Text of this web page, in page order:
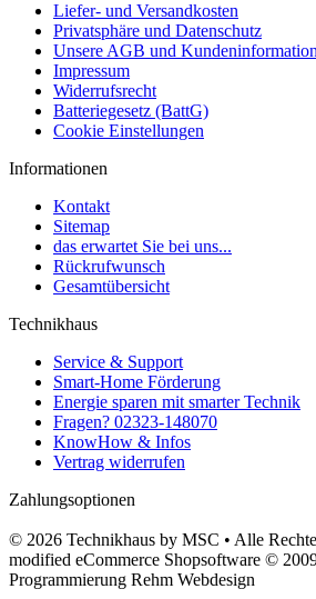
Liefer- und Versandkosten
Privatsphäre und Datenschutz
Unsere AGB und
Impressum
Widerrufsrecht
Batteriegesetz (BattG)
Cookie Einstellungen
Informationen
Kontakt
Sitemap
das erwartet Sie bei uns...
Rückrufwunsch
Gesamtübersicht
Technikhaus
Service & Support
Smart-Home Förderung
Energie sparen mit smarter Technik
Fragen? 02323-148070
KnowHow & Infos
Vertrag widerrufen
Zahlungsoptionen
© 2026 Technikhaus by MSC • Alle
modified eCommerce Shopsoftware ©
Programmierung Rehm Webdesign